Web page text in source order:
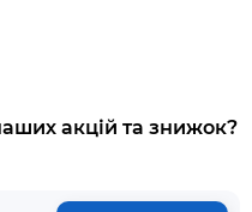
акцій та знижок?